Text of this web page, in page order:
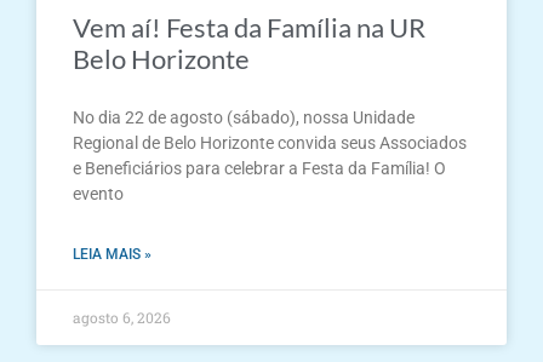
Vem aí! Festa da Família na UR
Belo Horizonte
No dia 22 de agosto (sábado), nossa Unidade
Regional de Belo Horizonte convida seus Associados
e Beneficiários para celebrar a Festa da Família! O
evento
LEIA MAIS »
agosto 6, 2026